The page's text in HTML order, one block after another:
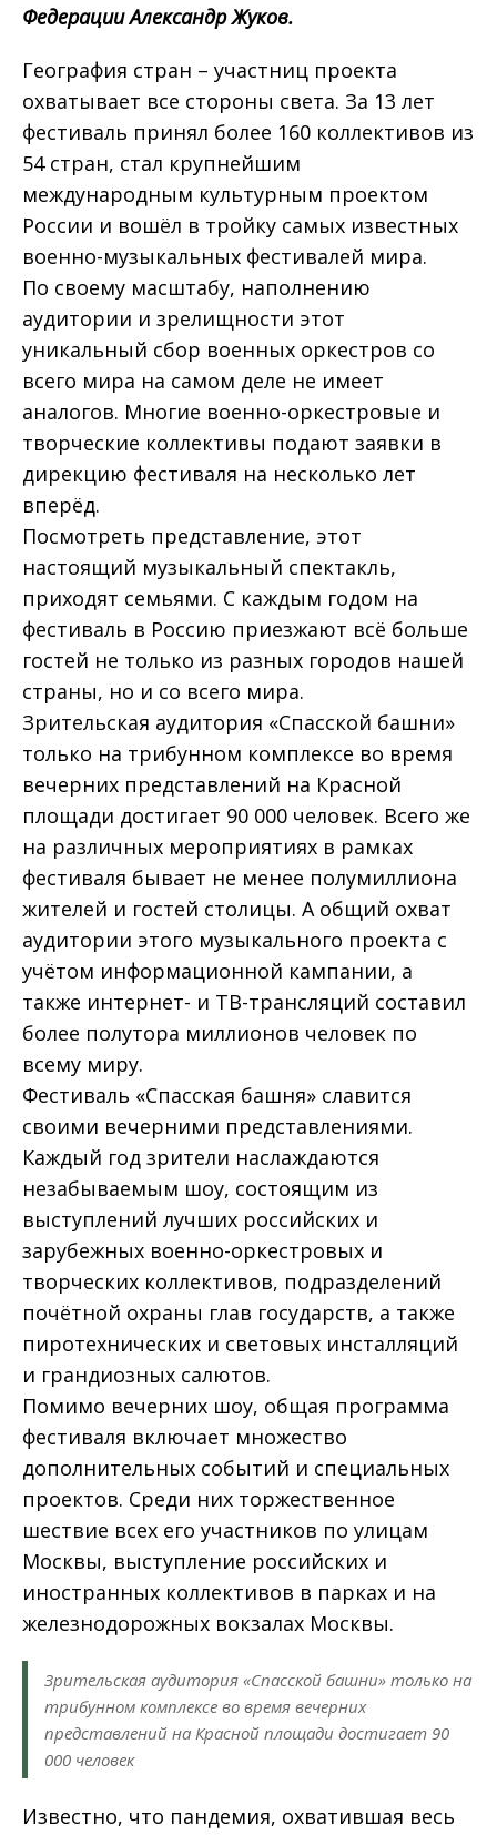
Федерации Александр Жуков.
География стран – участниц проекта
охватывает все стороны света. За 13 лет
фестиваль принял более 160 коллективов из
54 стран, стал крупнейшим
международным культурным проектом
России и вошёл в тройку самых известных
военно-музыкальных фестивалей мира.
По своему масштабу, наполнению
аудитории и зрелищности этот
уникальный сбор военных оркестров со
всего мира на самом деле не имеет
аналогов. Многие военно-оркестровые и
творческие коллективы подают заявки в
дирекцию фестиваля на несколько лет
вперёд.
Посмотреть представление, этот
настоящий музыкальный спектакль,
приходят семьями. С каждым годом на
фестиваль в Россию приезжают всё больше
гостей не только из разных городов нашей
страны, но и со всего мира.
Зрительская аудитория «Спасской башни»
только на трибунном комплексе во время
вечерних представлений на Красной
площади достигает 90 000 человек. Всего же
на различных мероприятиях в рамках
фестиваля бывает не менее полумиллиона
жителей и гостей столицы. А общий охват
аудитории этого музыкального проекта с
учётом информационной кампании, а
также интернет- и ТВ-трансляций составил
более полутора миллионов человек по
всему миру.
Фестиваль «Спасская башня» славится
своими вечерними представлениями.
Каждый год зрители наслаждаются
незабываемым шоу, состоящим из
выступлений лучших российских и
зарубежных военно-оркестровых и
творческих коллективов, подразделений
почётной охраны глав государств, а также
пиротехнических и световых инсталляций
и грандиозных салютов.
Помимо вечерних шоу, общая программа
фестиваля включает множество
дополнительных событий и специальных
проектов. Среди них торжественное
шествие всех его участников по улицам
Москвы, выступление российских и
иностранных коллективов в парках и на
железнодорожных вокзалах Москвы.
Зрительская аудитория «Спасской башни» только на
трибунном комплексе во время вечерних
представлений на Красной площади достигает 90
000 человек
Известно, что пандемия, охватившая весь